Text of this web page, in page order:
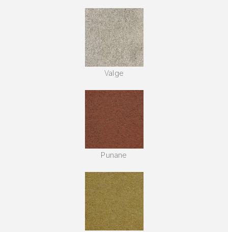
Valge
Punane